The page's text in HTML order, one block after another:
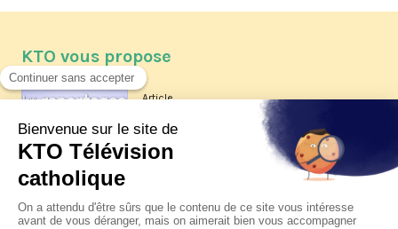
KTO vous propose
Article
Les reportages d'été 2026 de KTO
La visite pastorale du pape Léon
XIV à Assise à suivre sur KTO le
jeudi 6 août